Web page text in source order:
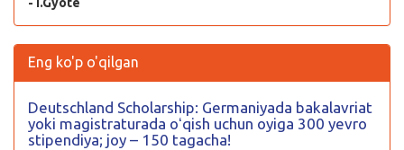
- I.Gyote
Eng ko'p o'qilgan
Deutschland Scholarship: Germaniyada bakalavriat
yoki magistraturada oʻqish uchun oyiga 300 yevro
stipendiya; joy – 150 tagacha!